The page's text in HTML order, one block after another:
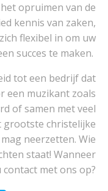
opruimen van de
kennis van zaken,
flexibel in om uw
succes te maken.
tot een bedrijf dat
een muzikant zoals
of samen met veel
grootste christelijke
neerzetten. Wie
staat! Wanneer
contact met ons op?